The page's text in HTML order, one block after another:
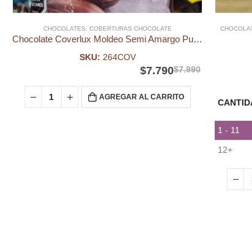
CHOCOLATES COBERTURAS CHOCOLATE
Chocolate Coverlux Moldeo Semi Amargo Puratos Kg
SKU: 264COV
$7.990
$7.790
AGREGAR AL CARRITO
1 - 11
12+